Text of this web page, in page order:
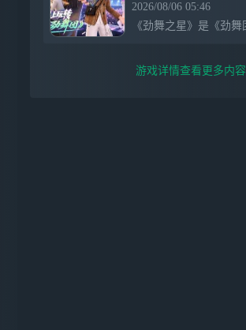
2026/08/06 05:46
游戏详情查看更多内容